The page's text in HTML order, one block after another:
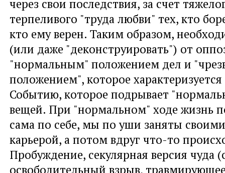
через свои последствия, за счет
терпеливого "труда любви" тех, кто
кто ему верен. Таким образом,
(или даже "деконструировать") от
"нормальным" положением дел и
положением", которое
Событию, которое подрывает
вещей. При "нормальном" ходе жизнь
сама по себе, мы по уши заняты
карьерой, а потом вдруг что-то
Пробуждение, секулярная версия чуда
освободительный взрыв,